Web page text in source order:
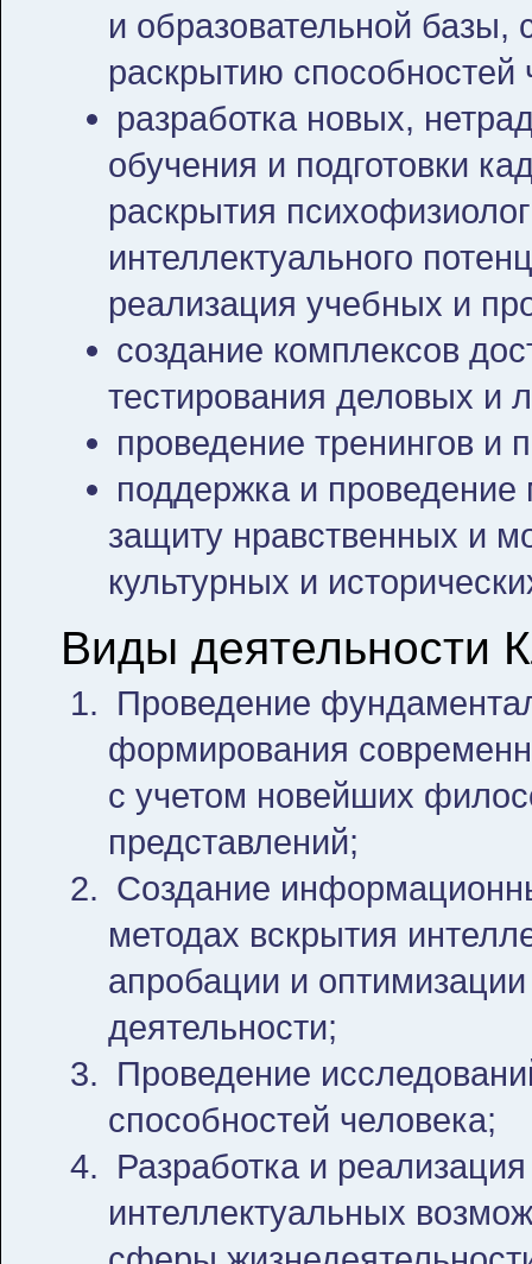
и образовательной
раскрытию
разработка новых,
обучения и подготовки
раскрытия
интеллектуального
реализация учебных и
создание комплексов
тестирования деловых и
проведение тренингов и
поддержка и
защиту нравственных и
культурных и
Виды деятельности
Проведение
формирования
с учетом новейших
представлений;
Создание
методах вскрытия
апробации и
деятельности;
Проведение
способностей человека;
Разработка и
интеллектуальных